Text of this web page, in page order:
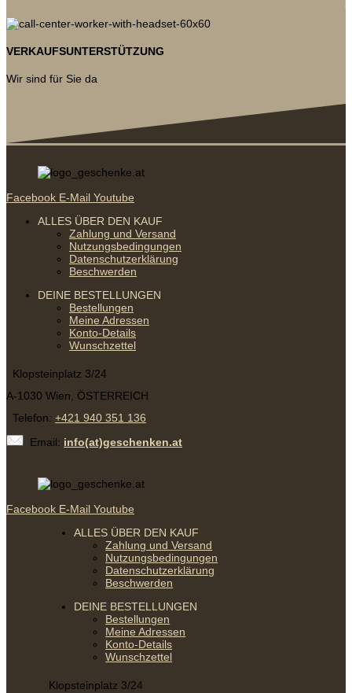
VERKAUFSUNTERSTÜTZUNG
Wir sind für Sie da
Facebook E-Mail Youtube
ALLES ÜBER DEN KAUF
Zahlung und Versand
Nutzungsbedingungen
Datenschutzerklärung
Beschwerden
DEINE BESTELLUNGEN
Bestellungen
Meine Adressen
Konto-Details
Wunschzettel
Klopsteinplatz 3/24
A-1030 Wien, ÖSTERREICH
Telefon: +421 940 351 136
Email: info(at)geschenken.at
Facebook E-Mail Youtube
ALLES ÜBER DEN KAUF
Zahlung und Versand
Nutzungsbedingungen
Datenschutzerklärung
Beschwerden
DEINE BESTELLUNGEN
Bestellungen
Meine Adressen
Konto-Details
Wunschzettel
Klopsteinplatz 3/24